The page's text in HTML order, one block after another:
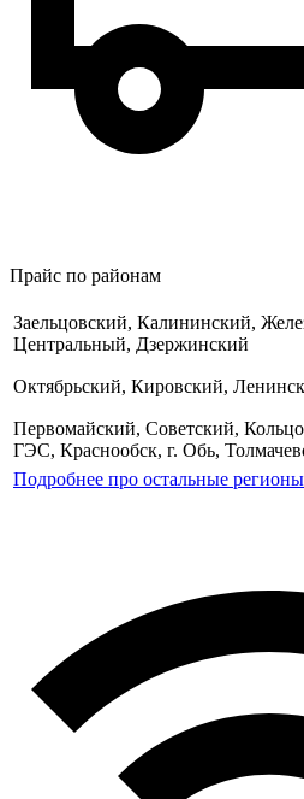
Прайс по районам
Заельцовский, Калининский,
Центральный, Дзержинский
Октябрьский, Кировский,
Первомайский, Советский,
ГЭС, Краснообск, г. Обь,
Подробнее про остальные